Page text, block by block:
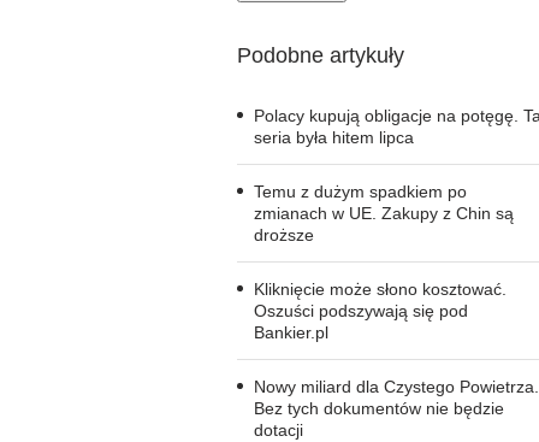
Podobne artykuły
Polacy kupują obligacje na potęgę.
seria była hitem lipca
Temu z dużym spadkiem po
zmianach w UE. Zakupy z Chin są
droższe
Kliknięcie może słono kosztować.
Oszuści podszywają się pod
Bankier.pl
Nowy miliard dla Czystego Powietrza.
Bez tych dokumentów nie będzie
dotacji